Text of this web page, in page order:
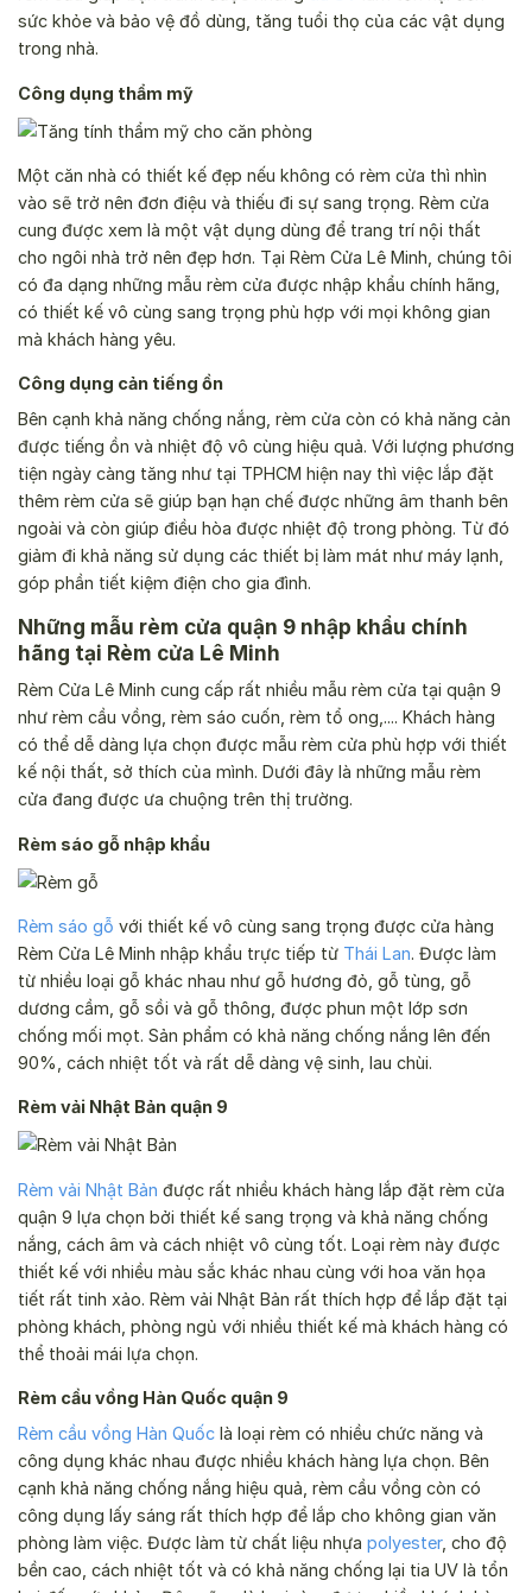
sức khỏe và bảo vệ đồ dùng, tăng tuổi thọ của các vật dụng
trong nhà.
Công dụng thẩm mỹ
Một căn nhà có thiết kế đẹp nếu không có rèm cửa thì nhìn
vào sẽ trở nên đơn điệu và thiếu đi sự sang trọng. Rèm cửa
cung được xem là một vật dụng dùng để trang trí nội thất
cho ngôi nhà trở nên đẹp hơn. Tại Rèm Cửa Lê Minh, chúng tôi
có đa dạng những mẫu rèm cửa được nhập khẩu chính hãng,
có thiết kế vô cùng sang trọng phù hợp với mọi không gian
mà khách hàng yêu.
Công dụng cản tiếng ồn
Bên cạnh khả năng chống nắng, rèm cửa còn có khả năng cản
được tiếng ồn và nhiệt độ vô cùng hiệu quả. Với lượng phương
tiện ngày càng tăng như tại TPHCM hiện nay thì việc lắp đặt
thêm rèm cửa sẽ giúp bạn hạn chế được những âm thanh bên
ngoài và còn giúp điều hòa được nhiệt độ trong phòng. Từ đó
giảm đi khả năng sử dụng các thiết bị làm mát như máy lạnh,
góp phần tiết kiệm điện cho gia đình.
Những mẫu rèm cửa quận 9 nhập khẩu chính
hãng tại Rèm cửa Lê Minh
Rèm Cửa Lê Minh cung cấp rất nhiều mẫu rèm cửa tại quận 9
như rèm cầu vồng, rèm sáo cuốn, rèm tổ ong,.... Khách hàng
có thể dễ dàng lựa chọn được mẫu rèm cửa phù hợp với thiết
kế nội thất, sở thích của mình. Dưới đây là những mẫu rèm
cửa đang được ưa chuộng trên thị trường.
Rèm sáo gỗ nhập khẩu
Rèm sáo gỗ với thiết kế vô cùng sang trọng được cửa hàng
Rèm Cửa Lê Minh nhập khẩu trực tiếp từ Thái Lan. Được làm
từ nhiều loại gỗ khác nhau như gỗ hương đỏ, gỗ tùng, gỗ
dương cầm, gỗ sồi và gỗ thông, được phun một lớp sơn
chống mối mọt. Sản phẩm có khả năng chống nắng lên đến
90%, cách nhiệt tốt và rất dễ dàng vệ sinh, lau chùi.
Rèm vải Nhật Bản quận 9
Rèm vải Nhật Bản được rất nhiều khách hàng lắp đặt rèm cửa
quận 9 lựa chọn bởi thiết kế sang trọng và khả năng chống
nắng, cách âm và cách nhiệt vô cùng tốt. Loại rèm này được
thiết kế với nhiều màu sắc khác nhau cùng với hoa văn họa
tiết rất tinh xảo. Rèm vải Nhật Bản rất thích hợp để lắp đặt tại
phòng khách, phòng ngủ với nhiều thiết kế mà khách hàng có
thể thoải mái lựa chọn.
Rèm cầu vồng Hàn Quốc quận 9
Rèm cầu vồng Hàn Quốc là loại rèm có nhiều chức năng và
công dụng khác nhau được nhiều khách hàng lựa chọn. Bên
cạnh khả năng chống nắng hiệu quả, rèm cầu vồng còn có
công dụng lấy sáng rất thích hợp để lắp cho không gian văn
phòng làm việc. Được làm từ chất liệu nhựa polyester, cho độ
bền cao, cách nhiệt tốt và có khả năng chống lại tia UV là tổn